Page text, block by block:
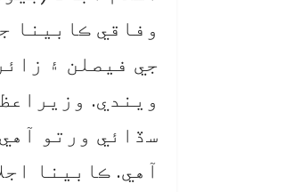
وفاقي ڪابينا
جي فيصلن ۽
ويندي.
آهي. ڪابينا